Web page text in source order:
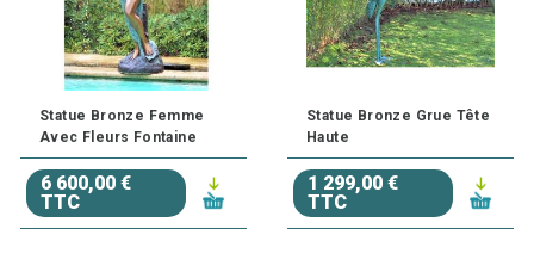
Statue Bronze Femme
Avec Fleurs Fontaine
6 600,00 €
TTC
Statue Bronze Grue Tête
Haute
1 299,00 €
TTC